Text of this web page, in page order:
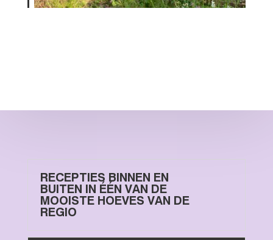
RECEPTIES BINNEN EN
BUITEN IN ÉÉN VAN DE
MOOISTE HOEVES VAN DE
REGIO